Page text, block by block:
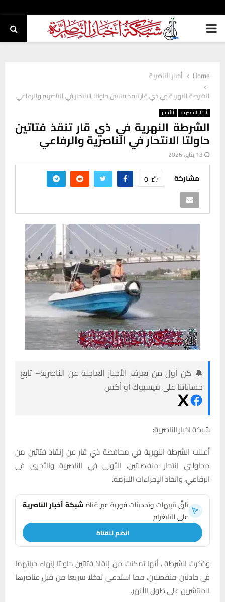
PRIMARY
Home
أخبار الناصرية
الشرطة النهرية في ذي قار تنقذ فتاتين حاولتا الانتحار في الناصرية والرفاعي
أخبار الناصرية ألأخبار
الشرطة النهرية في ذي قار تنقذ فتاتين
حاولتا الانتحار في الناصرية والرفاعي
13 يناير، 2026
مشاركة 0
🔔 كن أول من يعرف الأخبار العاجلة عن الناصرية– تابع
حساباتنا على فيسبوك أو أكس
شبكة اخبار الناصرية:
أعلنت الشرطة النهرية في محافظة ذي قار عن إنقاذ فتاتين من
محاولتي انتحار منفصلتين، الأولى في الناصرية والأخرى في
الرفاعي، واتخاذ الإجراءات اللازمة.
تلقَّ تنبيهات وتحديثات فورية عبر قناةشبكة أخبار الناصرية
على التليغرام
انضم للقناة
وذكرت الشرطة ، أنها تمكنت من إنقاذ فتاتين حاولتا إنهاء حياتهما
في حادثين منفصلين، مما استدعى تدخلا سريعا من قبل عناصرها
المنتشرين على طول الأنهر.